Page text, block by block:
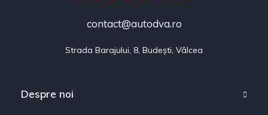
contact@autodva.ro
Strada Barajului, 8, Budești, Vâlcea
Despre noi